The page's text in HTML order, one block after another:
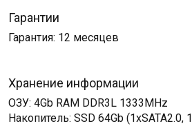
Гарантии
Гарантия: 12 месяцев
Хранение информации
ОЗУ: 4Gb RAM DDR3L 1333MHz
Накопитель: SSD 64Gb (1хSATA2.0,